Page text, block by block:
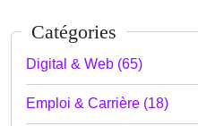
Catégories
Digital & Web (65)
Emploi & Carrière (18)